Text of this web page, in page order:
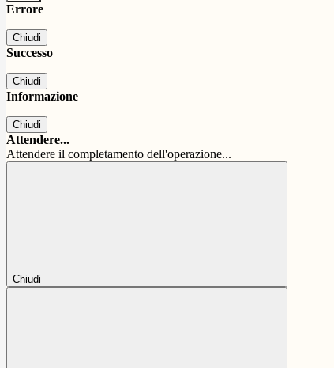
Errore
Chiudi
Successo
Chiudi
Informazione
Chiudi
Attendere...
Attendere il completamento dell'operazione...
Chiudi